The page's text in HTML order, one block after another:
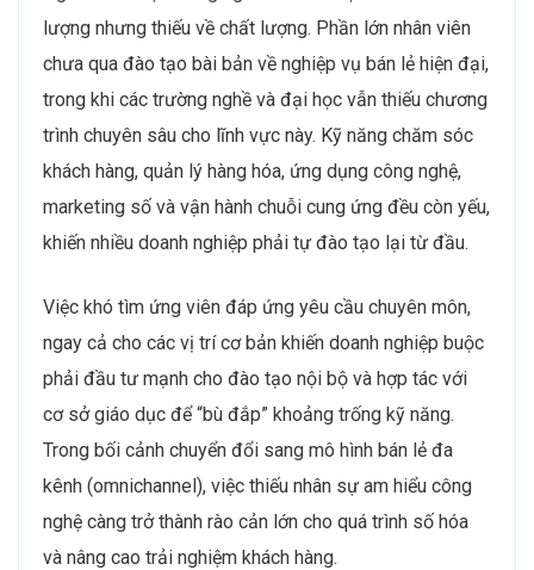
lượng nhưng thiếu về chất lượng. Phần lớn nhân viên
chưa qua đào tạo bài bản về nghiệp vụ bán lẻ hiện đại,
trong khi các trường nghề và đại học vẫn thiếu chương
trình chuyên sâu cho lĩnh vực này. Kỹ năng chăm sóc
khách hàng, quản lý hàng hóa, ứng dụng công nghệ,
marketing số và vận hành chuỗi cung ứng đều còn yếu,
khiến nhiều doanh nghiệp phải tự đào tạo lại từ đầu.
Việc khó tìm ứng viên đáp ứng yêu cầu chuyên môn,
ngay cả cho các vị trí cơ bản khiến doanh nghiệp buộc
phải đầu tư mạnh cho đào tạo nội bộ và hợp tác với
cơ sở giáo dục để “bù đắp” khoảng trống kỹ năng.
Trong bối cảnh chuyển đổi sang mô hình bán lẻ đa
kênh (omnichannel), việc thiếu nhân sự am hiểu công
nghệ càng trở thành rào cản lớn cho quá trình số hóa
và nâng cao trải nghiệm khách hàng.